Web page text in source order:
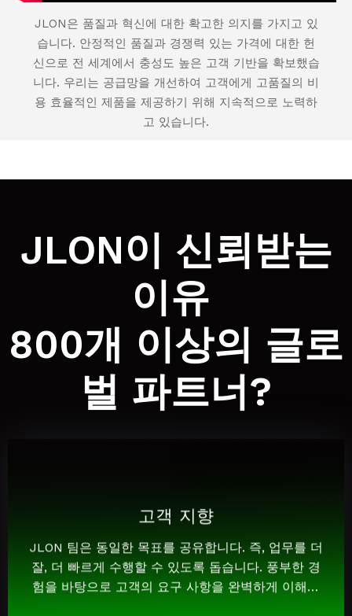
JLON은 품질과 혁신에 대한 확고한 의지를 가지고 있
습니다. 안정적인 품질과 경쟁력 있는 가격에 대한 헌
신으로 전 세계에서 충성도 높은 고객 기반을 확보했습
니다. 우리는 공급망을 개선하여 고객에게 고품질의 비
용 효율적인 제품을 제공하기 위해 지속적으로 노력하
고 있습니다.
JLON이 신뢰받는
이유
800개 이상의 글로
벌 파트너?
고객 지향
JLON 팀은 동일한 목표를 공유합니다. 즉, 업무를 더
잘, 더 빠르게 수행할 수 있도록 돕습니다. 풍부한 경
험을 바탕으로 고객의 요구 사항을 완벽하게 이해하